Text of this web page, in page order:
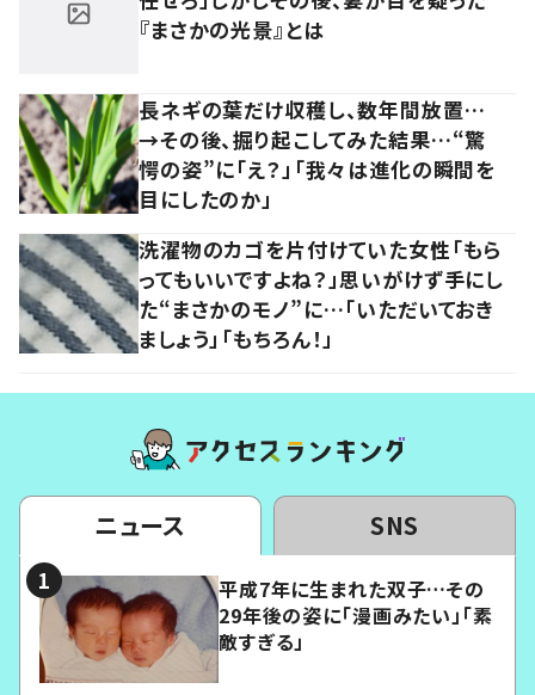
『まさかの光景』とは
長ネギの葉だけ収穫し、数年間放置…
→その後、掘り起こしてみた結果…“驚
愕の姿”に「え？」「我々は進化の瞬間を
目にしたのか」
洗濯物のカゴを片付けていた女性「もら
ってもいいですよね？」思いがけず手にし
た“まさかのモノ”に…「いただいておき
ましょう」「もちろん！」
ニュース SNS
平成7年に生まれた双子…その
29年後の姿に「漫画みたい」「素
敵すぎる」